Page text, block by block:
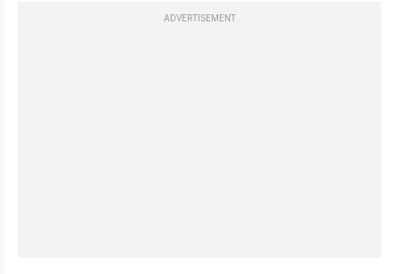
ADVERTISEMENT